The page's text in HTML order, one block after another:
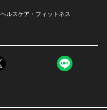
ヘルスケア・フィットネス